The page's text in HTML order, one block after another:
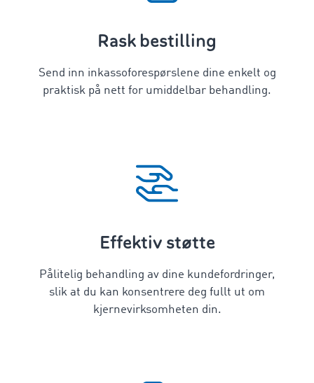
Rask bestilling
Send inn inkassoforespørslene dine enkelt og
praktisk på nett for umiddelbar behandling.
Effektiv støtte
Pålitelig behandling av dine kundefordringer,
slik at du kan konsentrere deg fullt ut om
kjernevirksomheten din.